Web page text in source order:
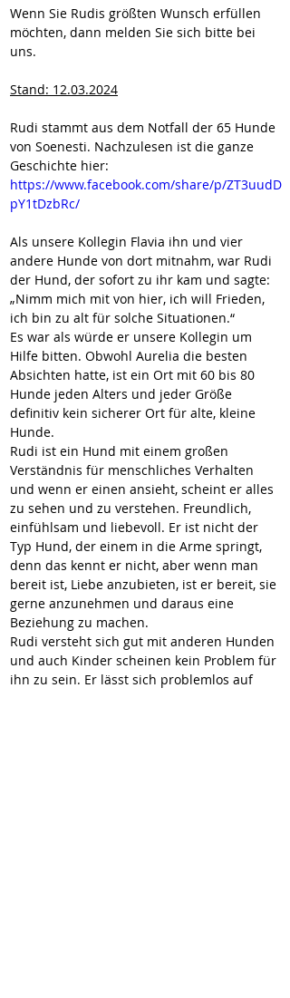
Wenn Sie Rudis größten Wunsch erfüllen
möchten, dann melden Sie sich bitte bei
uns.
Stand: 12.03.2024
Rudi stammt aus dem Notfall der 65 Hunde
von Soenesti. Nachzulesen ist die ganze
Geschichte hier:
https://www.facebook.com/share/p/ZT3uudD
pY1tDzbRc/
Als unsere Kollegin Flavia ihn und vier
andere Hunde von dort mitnahm, war Rudi
der Hund, der sofort zu ihr kam und sagte:
„Nimm mich mit von hier, ich will Frieden,
ich bin zu alt für solche Situationen.“
Es war als würde er unsere Kollegin um
Hilfe bitten. Obwohl Aurelia die besten
Absichten hatte, ist ein Ort mit 60 bis 80
Hunde jeden Alters und jeder Größe
definitiv kein sicherer Ort für alte, kleine
Hunde.
Rudi ist ein Hund mit einem großen
Verständnis für menschliches Verhalten
und wenn er einen ansieht, scheint er alles
zu sehen und zu verstehen. Freundlich,
einfühlsam und liebevoll. Er ist nicht der
Typ Hund, der einem in die Arme springt,
denn das kennt er nicht, aber wenn man
bereit ist, Liebe anzubieten, ist er bereit, sie
gerne anzunehmen und daraus eine
Beziehung zu machen.
Rudi versteht sich gut mit anderen Hunden
und auch Kinder scheinen kein Problem für
ihn zu sein. Er lässt sich problemlos auf